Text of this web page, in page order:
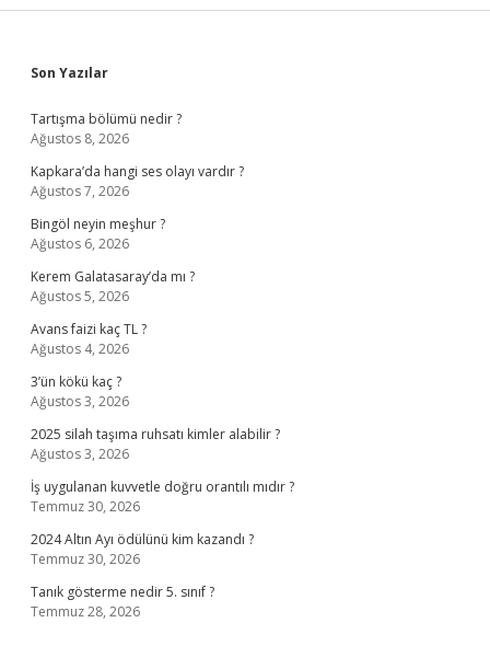
Sidebar
Son Yazılar
Tartışma bölümü nedir ?
Ağustos 8, 2026
Kapkara’da hangi ses olayı vardır ?
Ağustos 7, 2026
Bingöl neyin meşhur ?
Ağustos 6, 2026
Kerem Galatasaray’da mı ?
Ağustos 5, 2026
Avans faizi kaç TL ?
Ağustos 4, 2026
3’ün kökü kaç ?
Ağustos 3, 2026
2025 silah taşıma ruhsatı kimler alabilir ?
Ağustos 3, 2026
İş uygulanan kuvvetle doğru orantılı mıdır ?
Temmuz 30, 2026
2024 Altın Ayı ödülünü kim kazandı ?
Temmuz 30, 2026
Tanık gösterme nedir 5. sınıf ?
Temmuz 28, 2026